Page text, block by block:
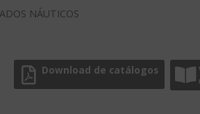
NÁUTICOS
Download de catálogos